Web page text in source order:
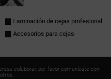
Laminación de cejas profesional
Accesorios para cejas
colaborar, por favor comunícate con